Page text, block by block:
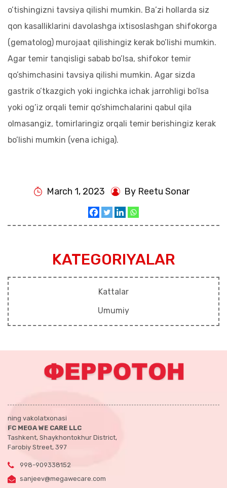
o’tishingizni tavsiya qilishi mumkin. Ba’zi hollarda siz
qon kasalliklarini davolashga ixtisoslashgan shifokorga
(gematolog) murojaat qilishingiz kerak bo’lishi mumkin.
Agar temir tanqisligi sabab bo’lsa, shifokor temir
qo’shimchasini tavsiya qilishi mumkin. Agar sizda
gastrik o’tkazgich yoki ingichka ichak jarrohligi bo’lsa
yoki og’iz orqali temir qo’shimchalarini qabul qila
olmasangiz, tomirlaringiz orqali temir berishingiz kerak
bo’lishi mumkin (vena ichiga).
March 1, 2023 By Reetu Sonar
KATEGORIYALAR
Kattalar
Umumiy
ning vakolatxonasi
FC MEGA WE CARE LLC
Tashkent, Shaykhontokhur District,
Farobiy Street, 397
998-909338152
sanjeev@megawecare.com